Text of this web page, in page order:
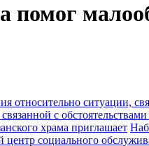
помог
с